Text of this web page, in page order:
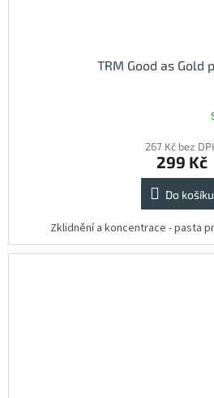
TRM Good as Gold
hvězdiček.
267 Kč bez
299 Kč
Do košíku
Zklidnění a koncentrace - pasta